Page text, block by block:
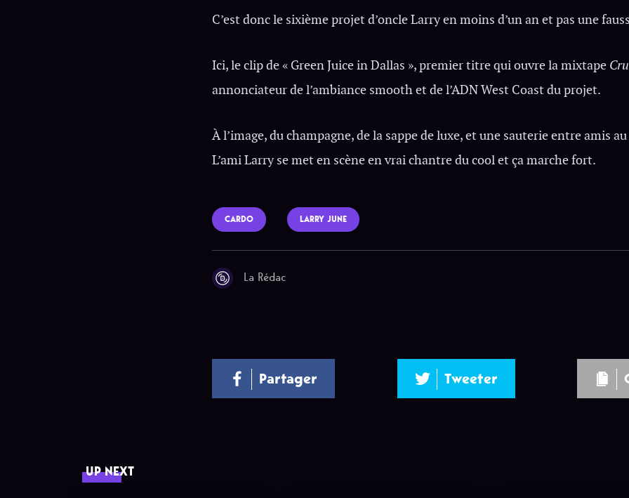
C’est donc le sixième projet d’oncle Larry en moins d’un an et pas une
Ici, le clip de « Green Juice in Dallas », premier titre qui ouvre la mixtape
annonciateur de l’ambiance smooth et de l’ADN West Coast du projet.
À l’image, du champagne, de la sappe de luxe, et une sauterie entre amis
L’ami Larry se met en scène en vrai chantre du cool et ça marche fort.
CARDO LARRY JUNE
La Rédac
Partager Tweeter
UP NEXT